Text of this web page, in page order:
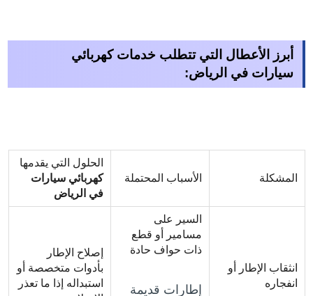
أبرز الأعطال التي تتطلب خدمات كهربائي
سيارات في الرياض:
المشكلة الأسباب المحتملة
الحلول التي يقدمها
كهربائي سيارات
في الرياض
انثقاب الإطار أو
انفجاره
السير على
مسامير أو قطع
ذات حواف حادة
إطارات قديمة
إصلاح الإطار
بأدوات متخصصة أو
استبداله إذا ما تعذر